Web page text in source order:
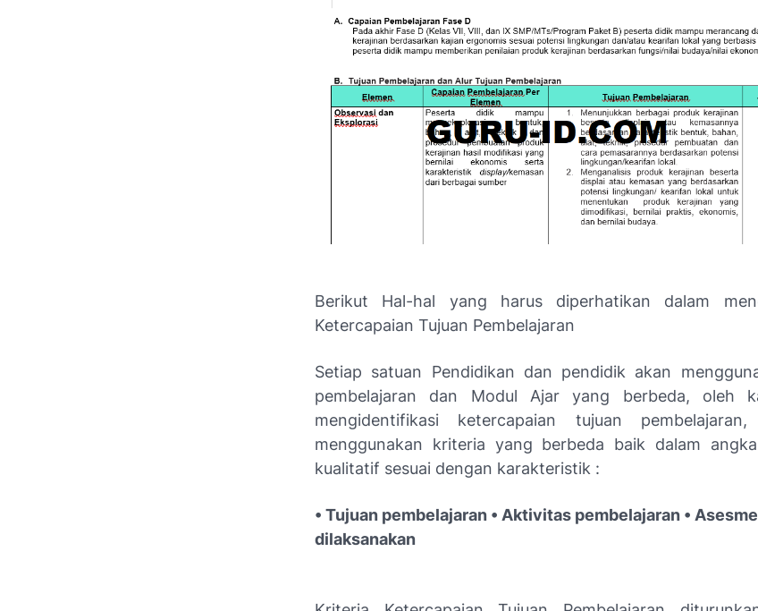
Berikut Hal-hal yang harus diperhatikan dalam
Ketercapaian Tujuan Pembelajaran
Setiap satuan Pendidikan dan pendidik akan
pembelajaran dan Modul Ajar yang berbeda, oleh
mengidentifikasi ketercapaian tujuan
menggunakan kriteria yang berbeda baik dalam
kualitatif sesuai dengan karakteristik :
• Tujuan pembelajaran • Aktivitas pembelajaran •
dilaksanakan